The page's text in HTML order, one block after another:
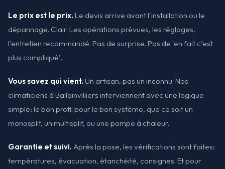
Le prix est le prix. Le devis arrive avant l'installation ou le
dépannage. Clair. Les opérations prévues, les réglages,
l'entretien recommandé. Pas de surprise. Pas de 'en fait c'est
plus compliqué'.
Vous savez qui vient. Un artisan, pas un inconnu. Nos
climaticiens à Ballainvilliers interviennent avec une logique
simple: le bon profil pour le bon système, que ce soit un
monosplit, un multisplit, ou une pompe à chaleur.
Garantie et suivi. Après la pose, les vérifications sont faites:
températures, évacuation, étanchéité, consignes. Et pour